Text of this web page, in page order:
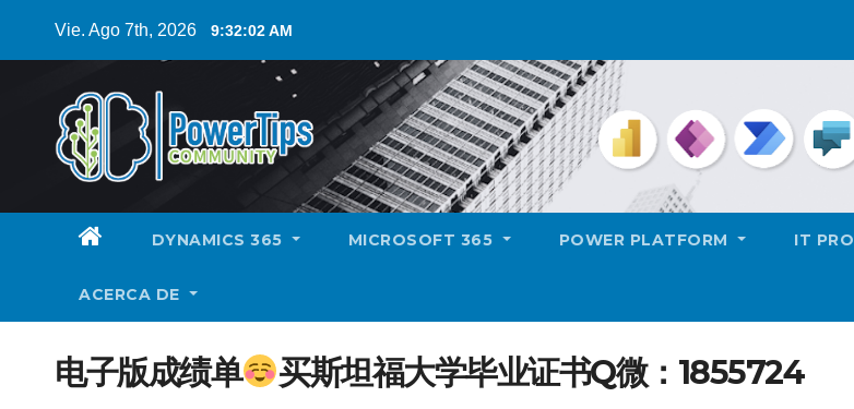
Vie. Ago 7th, 2026 9:32:03 AM
DYNAMICS 365 MICROSOFT 365 POWER PLATFORM IT PRO
ACERCA DE
电子版成绩单 买斯坦福大学毕业证书Q微：1855724